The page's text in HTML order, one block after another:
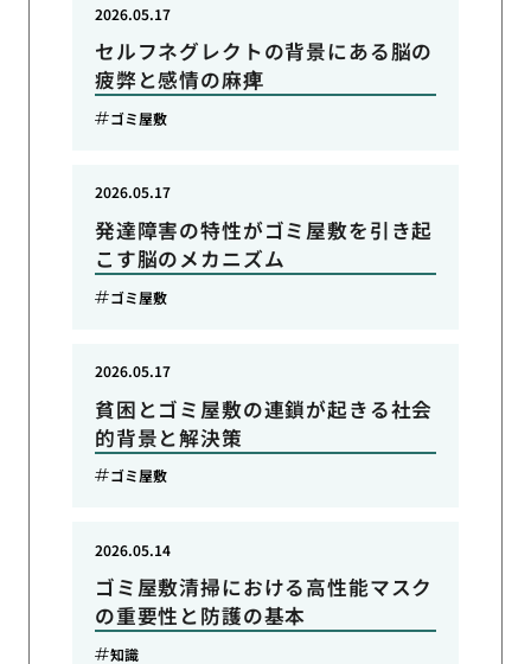
セルフネグレクトの背景にある脳の
疲弊と感情の麻痺
2026.05.17
ゴミ屋敷
発達障害の特性がゴミ屋敷を引き起
こす脳のメカニズム
2026.05.17
ゴミ屋敷
貧困とゴミ屋敷の連鎖が起きる社会
的背景と解決策
2026.05.17
ゴミ屋敷
ゴミ屋敷清掃における高性能マスク
の重要性と防護の基本
2026.05.14
知識